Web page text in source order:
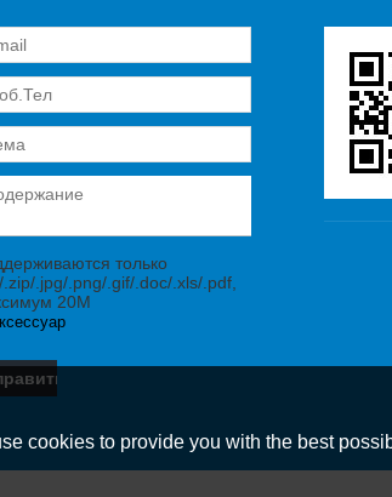
только
.zip/.jpg/.png/.gif/.doc/.xls/.pdf,
20M
cookies to provide you with the best